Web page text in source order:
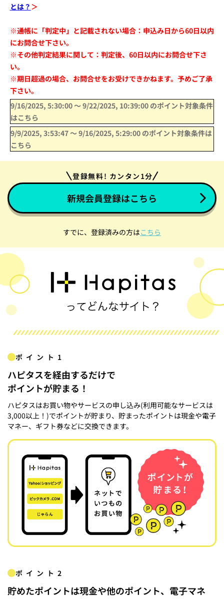
とは？ ＞
※通帳に「判定中」と記載されない場合：申込み日から60日以内
にお問合せ下さい。
※その他判定結果に関して：判定後、60日以内にお問合せ下さ
い。
※期日超過の場合、お問合せをお受けできかねます。予めご了承
下さい。
9/16/2025, 5:30:00〜9/22/2025, 10:39:00 のポイント対象条件
はこちら
9/9/2025, 3:53:47〜9/16/2025, 5:29:00 のポイント対象条件は
こちら
登録無料! カンタン1分
新規会員登録はこちら
すでに、登録済みの方はこちら
ポイント1
ハピタスを経由するだけで
ポイントが貯まる！
ハピタスはお買い物やサービスの申し込み(利用可能なサービスは
3,000以上！)でポイントが貯まり、貯まったポイントは現金や電子
マネー、ギフト券などに交換できます。
ポイント2
貯めたポイントは現金や他のポイント、電子マネ